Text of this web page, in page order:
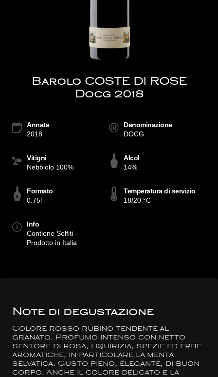
Barolo COSTE DI ROSE
Docg 2018
Annata
2018
Denominazione
DOCG
Vitigni
Nebbiolo 100%
Alcol
14%
Formato
0.75l
Temperatura di servizio
18/20 °C
Info
Contiene Solfiti -
Prodotto in Italia
Note di degustazione
Colore rosso rubino tendente al
granato. Profumo intenso con netto
sentore di rosa, liquirizia, spezie ed erbe
aromatiche, in particolare la menta
selvatica. Gusto pieno, elegante, di buon
corpo. Anche il colore delicato e la